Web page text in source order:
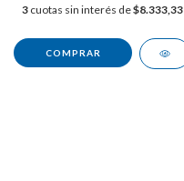
3 cuotas sin interés de$8.333,33